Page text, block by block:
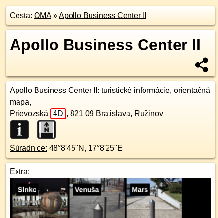
Cesta: OMA»Apollo Business Center II
Apollo Business Center II
Apollo Business Center II : turistické informácie, orientačná
mapa,
Prievozská
4D , 821 09 Bratislava, Ružinov
Súradnice: 48°8'45"N , 17°8'25"E
Extra: